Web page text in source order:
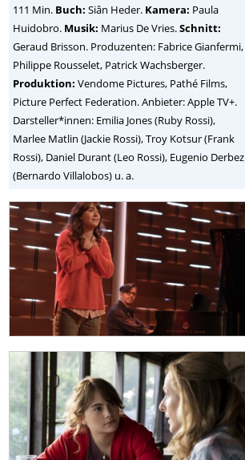
111 Min. Buch: Siân Heder. Kamera: Paula
Huidobro. Musik: Marius De Vries.Schnitt:
Geraud Brisson. Produzenten: Fabrice Gianfermi,
Philippe Rousselet, Patrick Wachsberger.
Produktion: Vendome Pictures, Pathé Films,
Picture Perfect Federation. Anbieter: Apple TV+.
Darsteller*innen: Emilia Jones (Ruby Rossi),
Marlee Matlin (Jackie Rossi), Troy Kotsur (Frank
Rossi), Daniel Durant (Leo Rossi), Eugenio Derbez
(Bernardo Villalobos) u. a.